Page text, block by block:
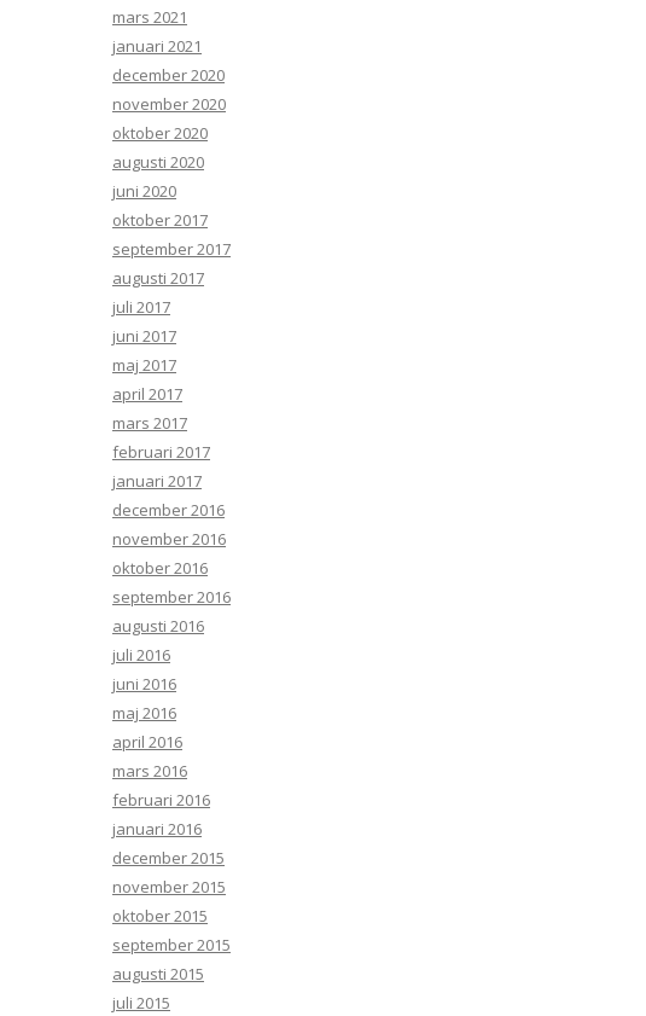
mars 2021
januari 2021
december 2020
november 2020
oktober 2020
augusti 2020
juni 2020
oktober 2017
september 2017
augusti 2017
juli 2017
juni 2017
maj 2017
april 2017
mars 2017
februari 2017
januari 2017
december 2016
november 2016
oktober 2016
september 2016
augusti 2016
juli 2016
juni 2016
maj 2016
april 2016
mars 2016
februari 2016
januari 2016
december 2015
november 2015
oktober 2015
september 2015
augusti 2015
juli 2015